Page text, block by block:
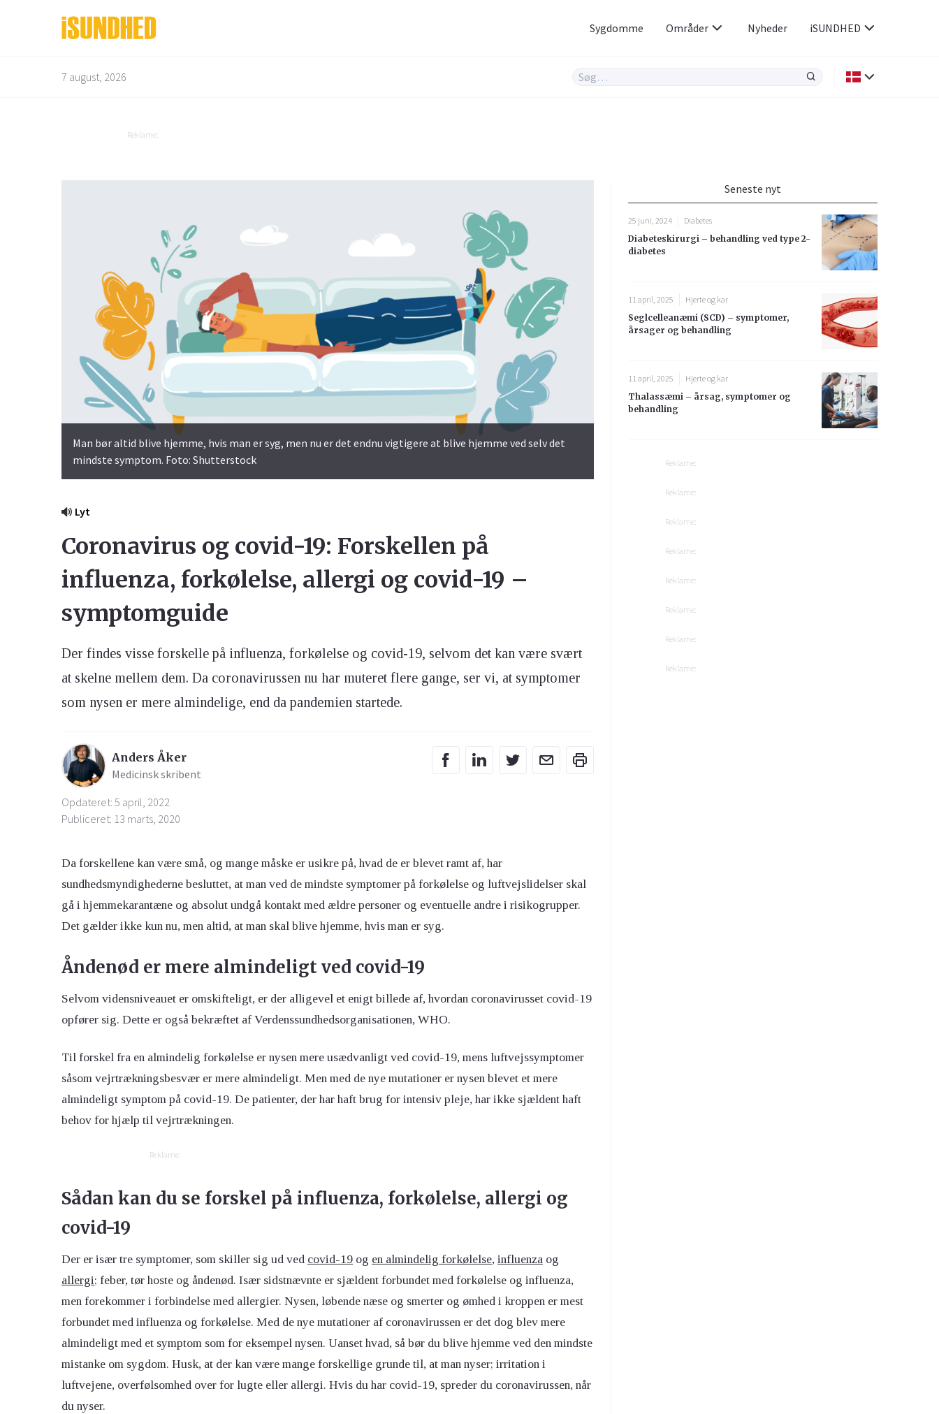
Sygdomme Områder
Børn og graviditet
Mund og tænder
Sex og samliv
Søvn & stress
Øjne og ører
Nyheder iSUNDHED
7 august, 2026
Reklame:
Man bør altid blive hjemme, hvis man er syg, men nu er det endnu vigtigere at blive hjemme ved selv det
mindste symptom. Foto: Shutterstock
Lyt
Coronavirus og covid-19: Forskellen på
influenza, forkølelse, allergi og covid-19 –
symptomguide
Der findes visse forskelle på influenza, forkølelse og covid-19, selvom det kan være svært
at skelne mellem dem. Da coronavirussen nu har muteret flere gange, ser vi, at symptomer
som nysen er mere almindelige, end da pandemien startede.
Anders Åker
Medicinsk skribent
Opdateret: 5 april, 2022
Publiceret: 13 marts, 2020
Da forskellene kan være små, og mange måske er usikre på, hvad de er blevet ramt af, har
sundhedsmyndighederne besluttet, at man ved de mindste symptomer på forkølelse og luftvejslidelser skal
gå i hjemmekarantæne og absolut undgå kontakt med ældre personer og eventuelle andre i risikogrupper.
Det gælder ikke kun nu, men altid, at man skal blive hjemme, hvis man er syg.
Åndenød er mere almindeligt ved covid-19
Selvom vidensniveauet er omskifteligt, er der alligevel et enigt billede af, hvordan coronavirusset covid-19
opfører sig. Dette er også bekræftet af Verdenssundhedsorganisationen, WHO.
Til forskel fra en almindelig forkølelse er nysen mere usædvanligt ved covid-19, mens luftvejssymptomer
såsom vejrtrækningsbesvær er mere almindeligt. Men med de nye mutationer er nysen blevet et mere
almindeligt symptom på covid-19. De patienter, der har haft brug for intensiv pleje, har ikke sjældent haft
behov for hjælp til vejrtrækningen.
Reklame:
Sådan kan du se forskel på influenza, forkølelse, allergi og
covid-19
Der er især tre symptomer, som skiller sig ud ved covid-19 og en almindelig forkølelse, influenza og
allergi; feber, tør hoste og åndenød. Især sidstnævnte er sjældent forbundet med forkølelse og influenza,
men forekommer i forbindelse med allergier. Nysen, løbende næse og smerter og ømhed i kroppen er mest
forbundet med influenza og forkølelse. Med de nye mutationer af coronavirussen er det dog blev mere
almindeligt med et symptom som for eksempel nysen. Uanset hvad, så bør du blive hjemme ved den mindste
mistanke om sygdom. Husk, at der kan være mange forskellige grunde til, at man nyser; irritation i
luftvejene, overfølsomhed over for lugte eller allergi. Hvis du har covid-19, spreder du coronavirussen, når
du nyser.
Seneste nyt
25 juni, 2024
Diabetes
Diabeteskirurgi – behandling ved type 2-
diabetes
11 april, 2025
Hjerte og kar
Seglcelleanæmi (SCD) – symptomer,
årsager og behandling
11 april, 2025
Hjerte og kar
Thalassæmi – årsag, symptomer og
behandling
Reklame:
Reklame:
Reklame:
Reklame:
Reklame:
Reklame:
Reklame:
Reklame: